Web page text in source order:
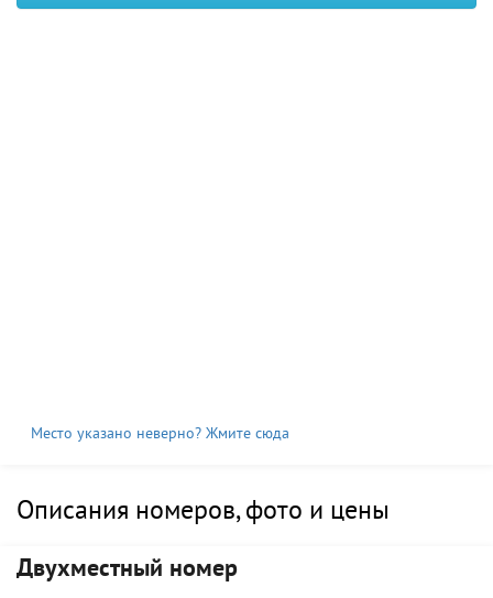
Место указано неверно? Жмите сюда
Описания номеров, фото и цены
Двухместный номер